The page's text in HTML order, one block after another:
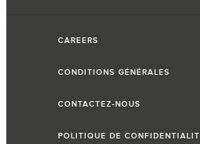
CAREERS
CONDITIONS GÉNÉRALES
CONTACTEZ-NOUS
POLITIQUE DE